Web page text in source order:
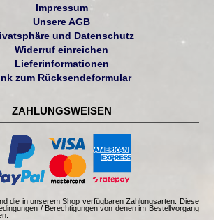
Impressum
Unsere AGB
und Datenschutz
Widerruf einreichen
Lieferinformationen
zum Rücksendeformular
ZAHLUNGSWEISEN
die in unserem Shop verfügbaren Zahlungsarten. Diese
/ Berechtigungen von denen im Bestellvorgang